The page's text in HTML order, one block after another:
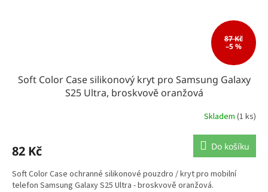
87 Kč
–5 %
Soft Color Case silikonový kryt pro Samsung Galaxy
S25 Ultra, broskvově oranžová
Skladem (1 ks)
82 Kč Do košíku
Soft Color Case ochranné silikonové pouzdro / kryt pro mobilní
telefon Samsung Galaxy S25 Ultra - broskvově oranžová.